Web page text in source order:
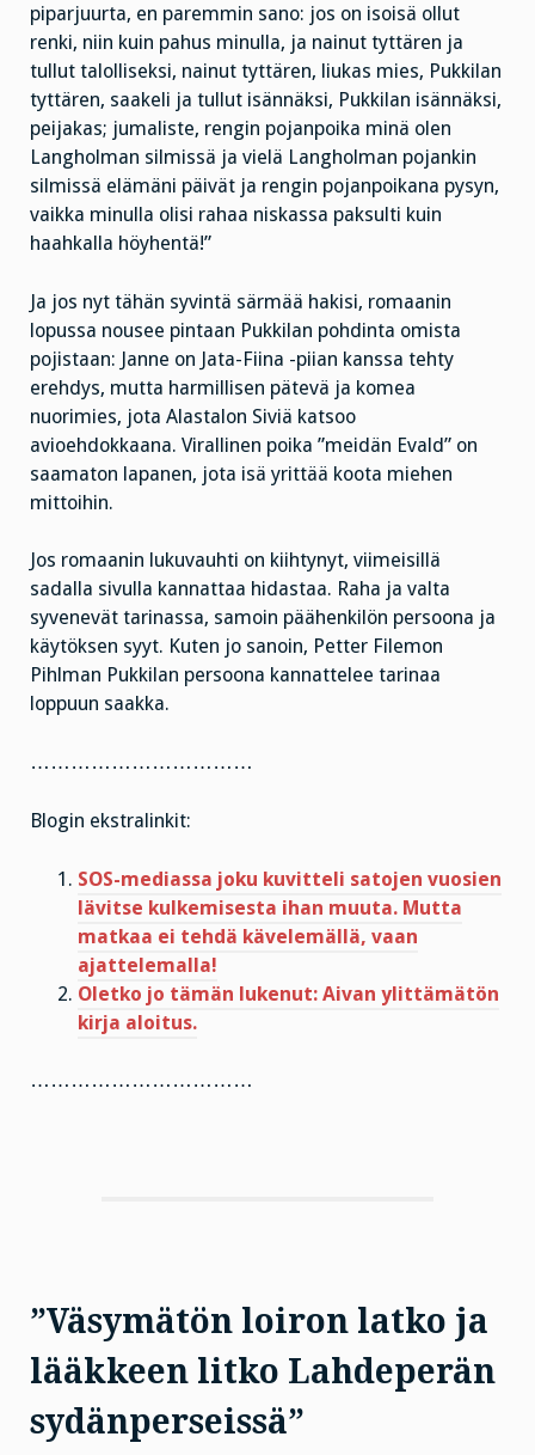
piparjuurta, en paremmin sano: jos on isoisä ollut
renki, niin kuin pahus minulla, ja nainut tyttären ja
tullut talolliseksi, nainut tyttären, liukas mies, Pukkilan
tyttären, saakeli ja tullut isännäksi, Pukkilan isännäksi,
peijakas; jumaliste, rengin pojanpoika minä olen
Langholman silmissä ja vielä Langholman pojankin
silmissä elämäni päivät ja rengin pojanpoikana pysyn,
vaikka minulla olisi rahaa niskassa paksulti kuin
haahkalla höyhentä!”
Ja jos nyt tähän syvintä särmää hakisi, romaanin
lopussa nousee pintaan Pukkilan pohdinta omista
pojistaan: Janne on Jata-Fiina -piian kanssa tehty
erehdys, mutta harmillisen pätevä ja komea
nuorimies, jota Alastalon Siviä katsoo
avioehdokkaana. Virallinen poika ”meidän Evald” on
saamaton lapanen, jota isä yrittää koota miehen
mittoihin.
Jos romaanin lukuvauhti on kiihtynyt, viimeisillä
sadalla sivulla kannattaa hidastaa. Raha ja valta
syvenevät tarinassa, samoin päähenkilön persoona ja
käytöksen syyt. Kuten jo sanoin, Petter Filemon
Pihlman Pukkilan persoona kannattelee tarinaa
loppuun saakka.
……………………………
Blogin ekstralinkit:
SOS-mediassa joku kuvitteli satojen vuosien
lävitse kulkemisesta ihan muuta. Mutta
matkaa ei tehdä kävelemällä, vaan
ajattelemalla!
Oletko jo tämän lukenut: Aivan ylittämätön
kirja aloitus.
……………………………
”Väsymätön loiron latko ja
lääkkeen litko Lahdeperän
sydänperseissä”